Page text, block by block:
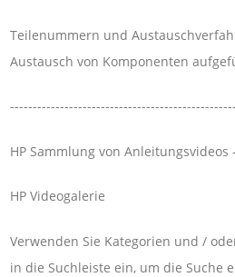
Teilenummern und
Austausch von Komponenten
HP Sammlung von Anleitungsvideos
HP Videogalerie
Verwenden Sie Kategorien und /
in die Suchleiste ein, um die Suche